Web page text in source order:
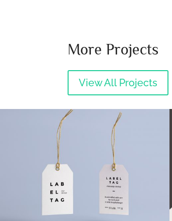
More Projects
View All Projects